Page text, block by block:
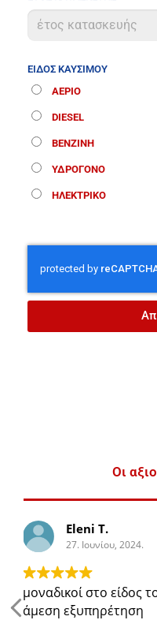
ΕΙΔΟΣ ΚΑΥΣΙΜΟΥ
ΑΕΡΙΟ
DIESEL
ΒΕΝΖΙΝΗ
ΥΔΡΟΓΟΝΟ
ΗΛΕΚΤΡΙΚΟ
Οι
George K.
27. Ιουνίου,
Ότι
θα το βρω σε καλή